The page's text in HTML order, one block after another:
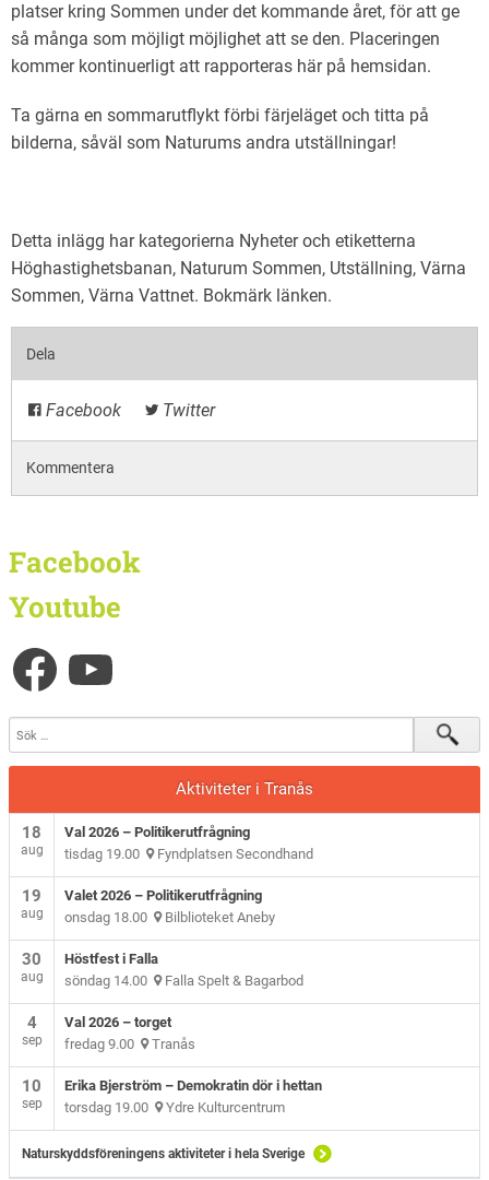
platser kring Sommen under det kommande året, för att ge
så många som möjligt möjlighet att se den. Placeringen
kommer kontinuerligt att rapporteras här på hemsidan.
Ta gärna en sommarutflykt förbi färjeläget och titta på
bilderna, såväl som Naturums andra utställningar!
Detta inlägg har kategorierna Nyheteroch etiketterna
Höghastighetsbanan, Naturum Sommen, Utställning, Värna
Sommen, Värna Vattnet. Bokmärk länken.
Dela
Facebook Twitter
Kommentera
Facebook
Youtube
Aktiviteter i Tranås
18
aug
Val 2026 – Politikerutfrågning
tisdag 19.00 Fyndplatsen Secondhand
19
aug
Valet 2026 – Politikerutfrågning
onsdag 18.00 Bilblioteket Aneby
30
aug
Höstfest i Falla
söndag 14.00 Falla Spelt & Bagarbod
4
sep
Val 2026 – torget
fredag 9.00 Tranås
10
sep
Erika Bjerström – Demokratin dör i hettan
torsdag 19.00 Ydre Kulturcentrum
Naturskyddsföreningens aktiviteter i hela Sverige